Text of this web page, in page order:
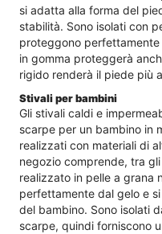
si adatta alla forma del
stabilità. Sono isolati con
proteggono
in gomma proteggerà
rigido renderà il piede più
Stivali per bambini
Gli stivali caldi e
scarpe per un bambino in
realizzati con materiali di
negozio comprende, tra
realizzato in pelle a grana
perfettamente dal gelo e
del bambino. Sono isolati
scarpe, quindi forniscono